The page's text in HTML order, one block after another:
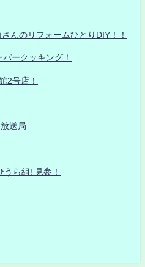
んのリフォームひとりDIY！！
ークッキング！
2号店！
送局
ら組! 見参！